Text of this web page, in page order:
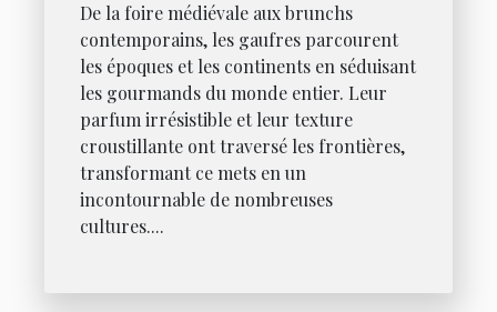
De la foire médiévale aux brunchs
contemporains, les gaufres parcourent
les époques et les continents en séduisant
les gourmands du monde entier. Leur
parfum irrésistible et leur texture
croustillante ont traversé les frontières,
transformant ce mets en un
incontournable de nombreuses
cultures....